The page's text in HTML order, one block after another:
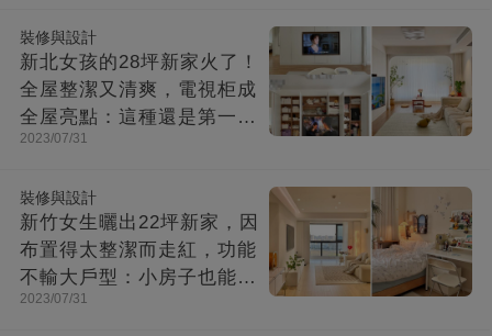
裝修與設計
新北女孩的28坪新家火了！
全屋整潔又清爽，電視柜成
全屋亮點：這種還是第一次
見！
2023/07/31
裝修與設計
新竹女生曬出22坪新家，因
布置得太整潔而走紅，功能
不輸大戶型：小房子也能住
出幸福感
2023/07/31